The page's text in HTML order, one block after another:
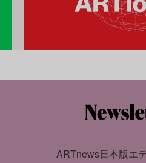
ARTnews日本版エ